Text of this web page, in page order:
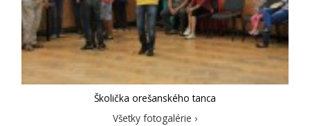
Školička orešanského tanca
Všetky fotogalérie ›